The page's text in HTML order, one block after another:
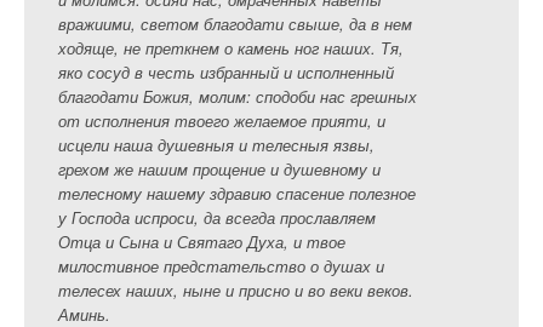
вражиими, светом благодати свыше, да в нем
ходяще, не преткнем о камень ног наших. Тя,
яко сосуд в честь избранный и исполненный
благодати Божия, молим: сподоби нас грешных
от исполнения твоего желаемое прияти, и
исцели наша душевныя и телесныя язвы,
грехом же нашим прощение и душевному и
телесному нашему здравию спасение полезное
у Господа испроси, да всегда прославляем
Отца и Сына и Святаго Духа, и твое
милостивное предстательство о душах и
телесех наших, ныне и присно и во веки веков.
Аминь.